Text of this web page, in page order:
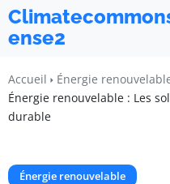
ense2
Accueil
Énergie
Énergie renouvelable : Les
durable
Énergie renouvelable